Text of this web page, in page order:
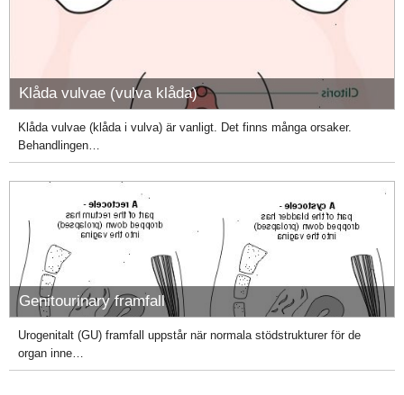
Klåda vulvae (vulva klåda)
Klåda vulvae (klåda i vulva) är vanligt. Det finns många orsaker.
Behandlingen…
Genitourinary framfall
Urogenitalt (GU) framfall uppstår när normala stödstrukturer för de
organ inne…